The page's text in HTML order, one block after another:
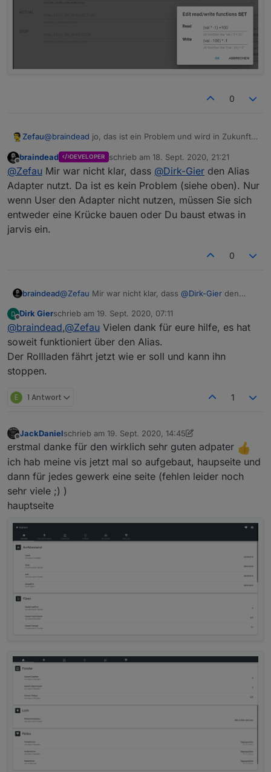
0
Zefau@braindead jo, das ist ein Problem und wird in Zukunft
muss ich mir noch etwas überlegen, um es flexibler zu
gestalten.
Offline
braindead DEVELOPER schrieb am 18. Sept. 2020, 21:21
zuletzt editiert von
@Zefau Mir war nicht klar, dass @Dirk-Gier den Alias
Adapter nutzt. Da ist es kein Problem (siehe oben). Nur
wenn User den Adapter nicht nutzen, müssen Sie sich
entweder eine Krücke bauen oder Du baust etwas in
jarvis ein.
0
braindead@Zefau Mir war nicht klar, dass @Dirk-Gier den
oben). Nur wenn User den Adapter nicht nutzen,
müssen Sie sich entweder eine Krücke bauen oder
Du baust etwas in jarvis ein.
Offline
Dirk Gierschrieb am 19. Sept. 2020, 07:11
zuletzt editiert von
@braindead,@Zefau Vielen dank für eure hilfe, es hat
soweit funktioniert über den Alias.
Der Rollladen fährt jetzt wie er soll und kann ihn
stoppen.
E 1 Antwort 1
Offline
JackDanielschrieb am 19. Sept. 2020, 14:45
zuletzt editiert von JackDaniel
erstmal danke für den wirklich sehr guten adpater
ich hab meine vis jetzt mal so aufgebaut, haupseite und
dann für jedes gewerk eine seite (fehlen leider noch
sehr viele ;) )
hauptseite